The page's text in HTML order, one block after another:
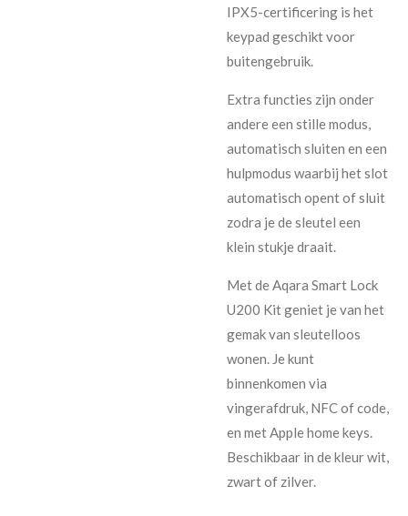
IPX5-certificering is het
keypad geschikt voor
buitengebruik.
Extra functies zijn onder
andere een stille modus,
automatisch sluiten en een
hulpmodus waarbij het slot
automatisch opent of sluit
zodra je de sleutel een
klein stukje draait.
Met de Aqara Smart Lock
U200 Kit geniet je van het
gemak van sleutelloos
wonen. Je kunt
binnenkomen via
vingerafdruk, NFC of code,
en met Apple home keys.
Beschikbaar in de kleur wit,
zwart of zilver.